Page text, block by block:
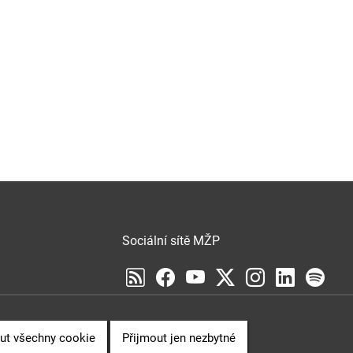
Sociální sítě MŽP
Sociální sítě Cenia
všechny cookie Přijmout jen nezbytné